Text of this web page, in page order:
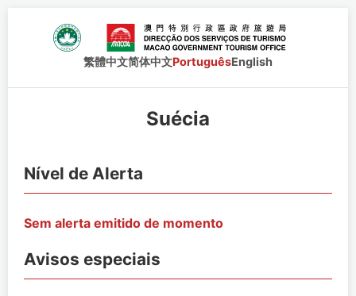
繁體中文简体中文PortuguêsEnglish
Suécia
Nível de Alerta
Sem alerta emitido de momento
Avisos especiais